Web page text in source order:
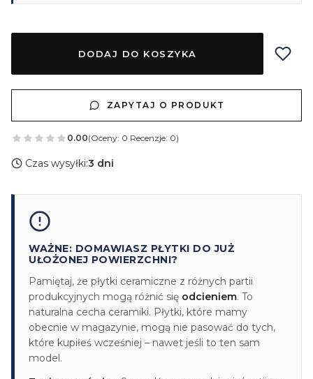
DODAJ DO KOSZYKA
ZAPYTAJ O PRODUKT
0.00(Oceny: 0 Recenzje: 0)
Czas wysyłki:3 dni
WAŻNE: DOMAWIASZ PŁYTKI DO JUŻ
UŁOŻONEJ POWIERZCHNI?
Pamiętaj, że płytki ceramiczne z różnych partii
produkcyjnych mogą różnić się odcieniem. To
naturalna cecha ceramiki. Płytki, które mamy
obecnie w magazynie, mogą nie pasować do tych,
które kupiłeś wcześniej – nawet jeśli to ten sam
model.